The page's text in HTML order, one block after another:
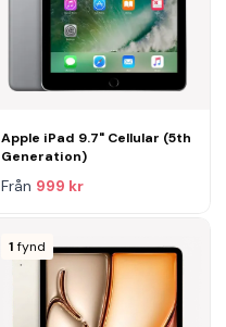
Apple iPad 9.7" Cellular (5th
Generation)
Från 999 kr
1 fynd